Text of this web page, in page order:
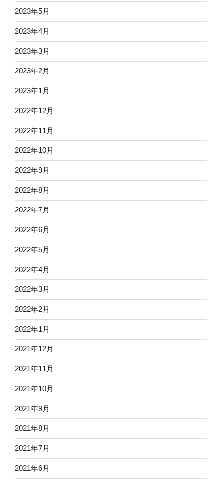
2023年5月
2023年4月
2023年3月
2023年2月
2023年1月
2022年12月
2022年11月
2022年10月
2022年9月
2022年8月
2022年7月
2022年6月
2022年5月
2022年4月
2022年3月
2022年2月
2022年1月
2021年12月
2021年11月
2021年10月
2021年9月
2021年8月
2021年7月
2021年6月